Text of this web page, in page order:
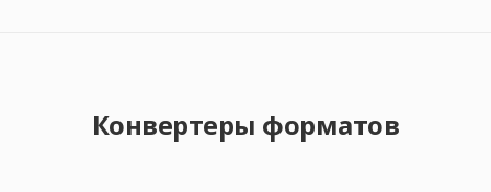
Конвертеры форматов